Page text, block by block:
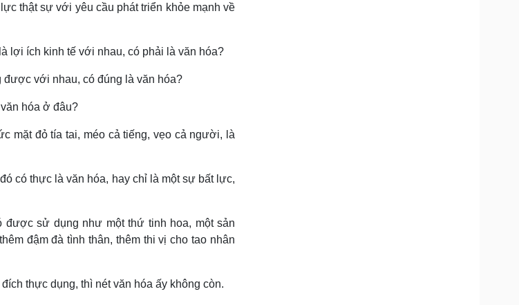
thật sự với yêu cầu phát triển khỏe mạnh về
lợi ích kinh tế với nhau, có phải là văn hóa?
với nhau, có đúng là văn hóa?
hóa ở đâu?
mặt đỏ tía tai, méo cả tiếng, vẹo cả người, là
có thực là văn hóa, hay chỉ là một sự bất lực,
sử dụng như một thứ tinh hoa, một sản
đậm đà tình thân, thêm thi vị cho tao nhân
thực dụng, thì nét văn hóa ấy không còn.